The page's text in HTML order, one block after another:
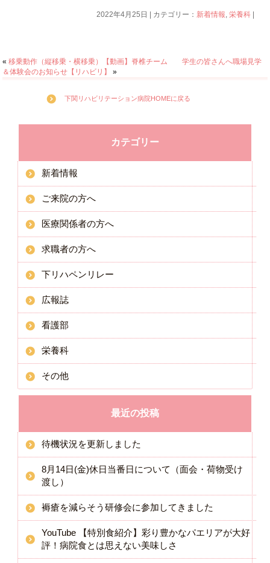
2022年4月25日 | カテゴリー： 新着情報,栄養科
«移乗動作（縦移乗・横移乗）【動画】脊椎チーム
学生の皆さんへ職場見学
＆体験会のお知らせ【リハビリ】
»
下関リハビリテーション病院HOMEに戻る
カテゴリー
新着情報
ご来院の方へ
医療関係者の方へ
求職者の方へ
下リハペンリレー
広報誌
看護部
栄養科
その他
最近の投稿
待機状況を更新しました
8月14日(金)休日当番日について（面会・荷物受け
渡し）
褥瘡を減らそう研修会に参加してきました
YouTube 【特別食紹介】彩り豊かなパエリアが大好
評！病院食とは思えない美味しさ